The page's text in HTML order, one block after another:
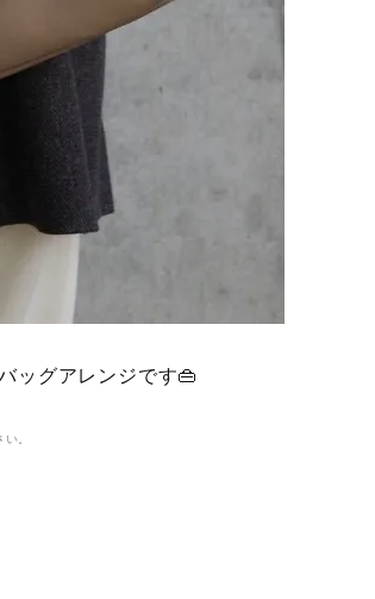
ッグアレンジです👜
。